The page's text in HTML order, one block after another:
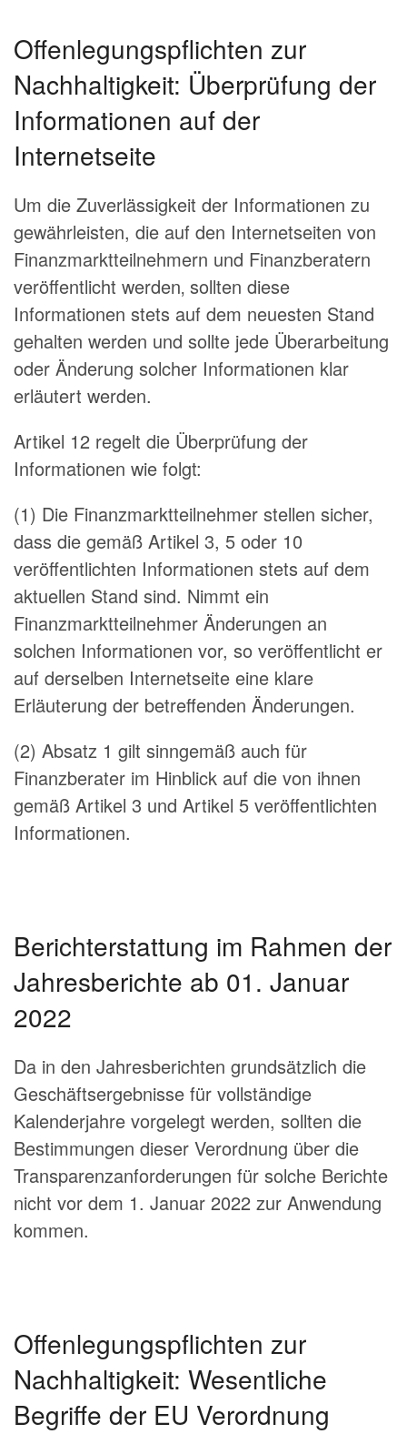
Offenlegungspflichten zur
Nachhaltigkeit: Überprüfung der
Informationen auf der
Internetseite
Um die Zuverlässigkeit der Informationen zu
gewährleisten, die auf den Internetseiten von
Finanzmarktteilnehmern und Finanzberatern
veröffentlicht werden‚ sollten diese
Informationen stets auf dem neuesten Stand
gehalten werden und sollte jede Überarbeitung
oder Änderung solcher Informationen klar
erläutert werden.
Artikel 12 regelt die Überprüfung der
Informationen wie folgt:
(1) Die Finanzmarktteilnehmer stellen sicher,
dass die gemäß Artikel 3, 5 oder 10
veröffentlichten Informationen stets auf dem
aktuellen Stand sind. Nimmt ein
Finanzmarktteilnehmer Änderungen an
solchen Informationen vor, so veröffentlicht er
auf derselben Internetseite eine klare
Erläuterung der betreffenden Änderungen.
(2) Absatz 1 gilt sinngemäß auch für
Finanzberater im Hinblick auf die von ihnen
gemäß Artikel 3 und Artikel 5 veröffentlichten
Informationen.
Berichterstattung im Rahmen der
Jahresberichte ab 01. Januar
2022
Da in den Jahresberichten grundsätzlich die
Geschäftsergebnisse für vollständige
Kalenderjahre vorgelegt werden, sollten die
Bestimmungen dieser Verordnung über die
Transparenzanforderungen für solche Berichte
nicht vor dem 1. Januar 2022 zur Anwendung
kommen.
Offenlegungspflichten zur
Nachhaltigkeit: Wesentliche
Begriffe der EU Verordnung